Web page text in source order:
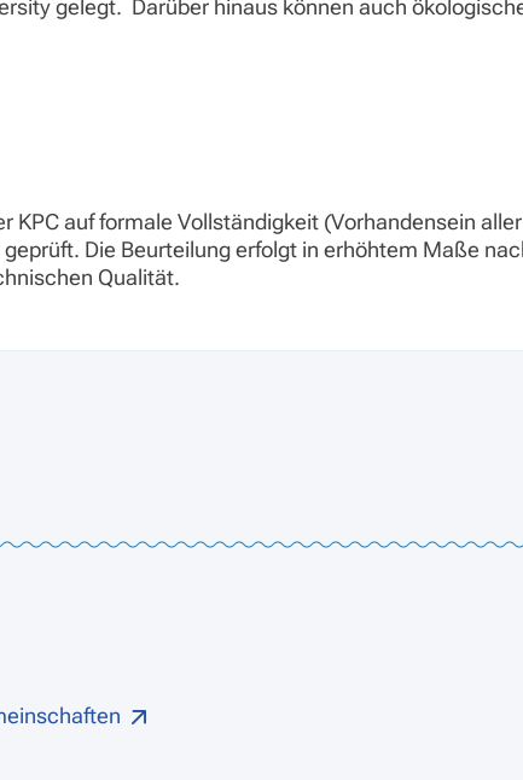
gelegt. Darüber hinaus können auch
KPC auf formale Vollständigkeit (Vorhandensein
Die Beurteilung erfolgt in erhöhtem Maße
Qualität.